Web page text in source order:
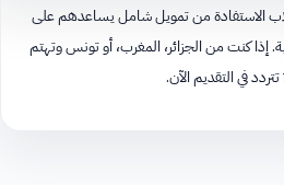
الاستفادة من تمويل شامل يساعدهم على
إذا كنت من الجزائر، المغرب، أو تونس وتهتم
في التقديم الآن.